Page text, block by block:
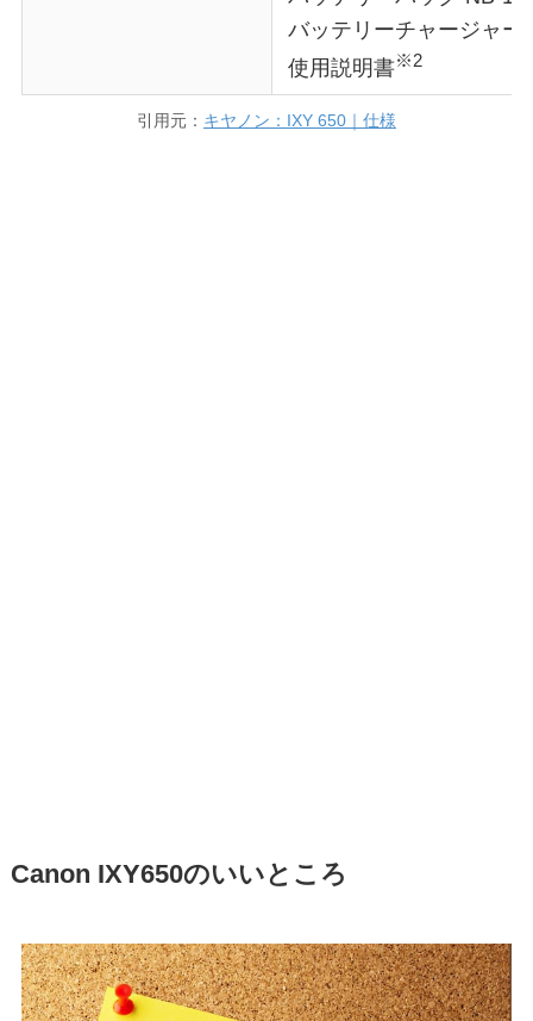
バッテリーチャージャー
使用説明書※2
引用元： キヤノン：IXY 650｜仕様
Canon IXY650のいいところ